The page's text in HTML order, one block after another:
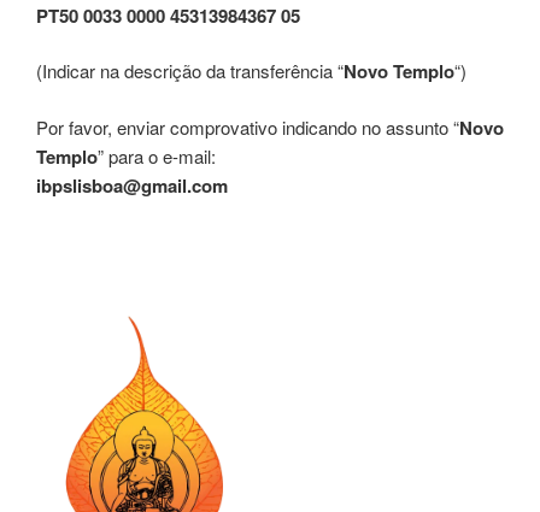
PT50 0033 0000 45313984367 05
(Indicar na descrição da transferência “Novo Templo“)
Por favor, enviar comprovativo indicando no assunto “Novo
Templo” para o e-mail:
ibpslisboa@gmail.com